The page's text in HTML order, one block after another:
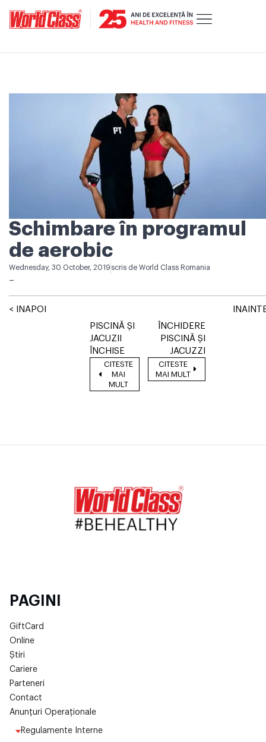
Schimbare în programul
de aerobic
Wednesday, 30 October, 2019 scris de World Class Romania
–
< INAPOI
PISCINĂ ȘI
JACUZII
ÎNCHISE
CITESTE
MAI
MULT
ÎNCHIDERE
PISCINĂ ȘI
JACUZZI
CITESTE
MAI MULT
PAGINI
GiftCard
Online
Știri
Cariere
Parteneri
Contact
Anunțuri Operaționale
Regulamente Interne